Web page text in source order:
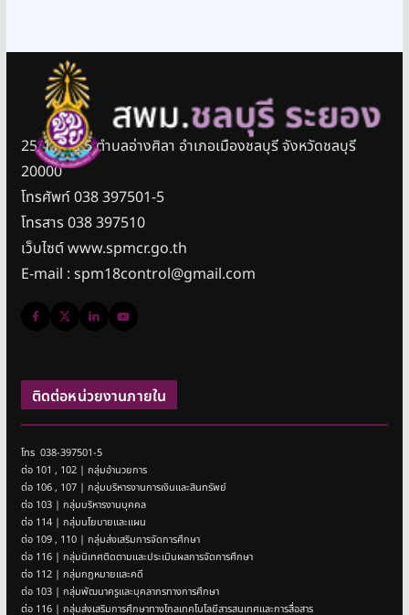
25/11 หมู่ 5 ตำบลอ่างศิลา อำเภอเมืองชลบุรี จังหวัดชลบุรี
20000
โทรศัพท์ 038 397501-5
โทรสาร 038 397510
เว็บไซต์ www.spmcr.go.th
E-mail : spm18control@gmail.com
ติดต่อหน่วยงานภายใน
โทร 038-397501-5
ต่อ 101 , 102 | กลุ่มอำนวยการ
ต่อ 106 , 107 | กลุ่มบริหารงานการเงินและสินทรัพย์
ต่อ 103 | กลุ่มบริหารงานบุคคล
ต่อ 114 | กลุ่มนโยบายและแผน
ต่อ 109 , 110 | กลุ่มส่งเสริมการจัดการศึกษา
ต่อ 116 | กลุ่มนิเทศติดตามและประเมินผลการจัดการศึกษา
ต่อ 112 | กลุ่มกฎหมายและคดี
ต่อ 103 | กลุ่มพัฒนาครูและบุคลากรทางการศึกษา
ต่อ 116 | กลุ่มส่งเสริมการศึกษาทางไกลเทคโนโลยีสารสนเทศและการสื่อสาร